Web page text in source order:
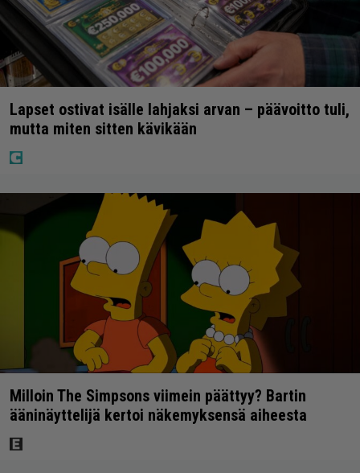
Lapset ostivat isälle lahjaksi arvan – päävoitto tuli,
mutta miten sitten kävikään
Milloin The Simpsons viimein päättyy? Bartin
ääninäyttelijä kertoi näkemyksensä aiheesta